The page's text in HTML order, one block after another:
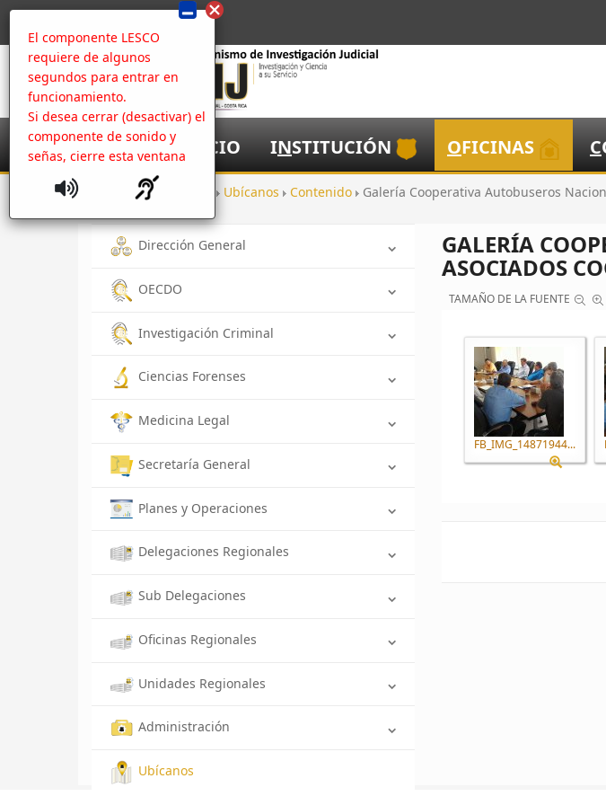
El componente LESCO
requiere de algunos
segundos para entrar en
funcionamiento.
Si desea cerrar (desactivar) el
componente de sonido y
señas, cierre esta ventana
NICIO INSTITUCIÓN OFICINAS C
Inicio Ubícanos Contenido Galería Cooperativa Autobuseros
Dirección General
OECDO
Investigación Criminal
Ciencias Forenses
Medicina Legal
Secretaría General
Planes y Operaciones
Delegaciones Regionales
Sub Delegaciones
Oficinas Regionales
Unidades Regionales
Administración
Ubícanos
GALERÍA
ASOCIADOS
TAMAÑO DE LA FUENTE
FB_IMG_14871944...